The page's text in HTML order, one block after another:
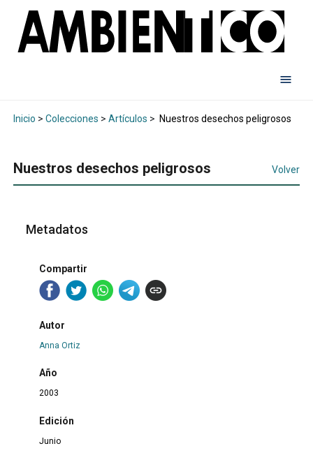
Inicio > Colecciones > Artículos > Nuestros desechos peligrosos
Nuestros desechos peligrosos Volver
Metadatos
Compartir
Autor
Anna Ortiz
Año
2003
Edición
Junio